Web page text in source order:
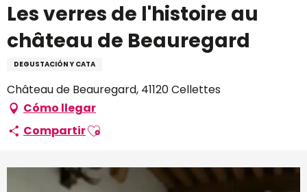
Les verres de l'histoire au
château de Beauregard
DEGUSTACIÓN Y CATA
Château de Beauregard, 41120 Cellettes
Cómo llegar
CompartirAjouter aux favoris